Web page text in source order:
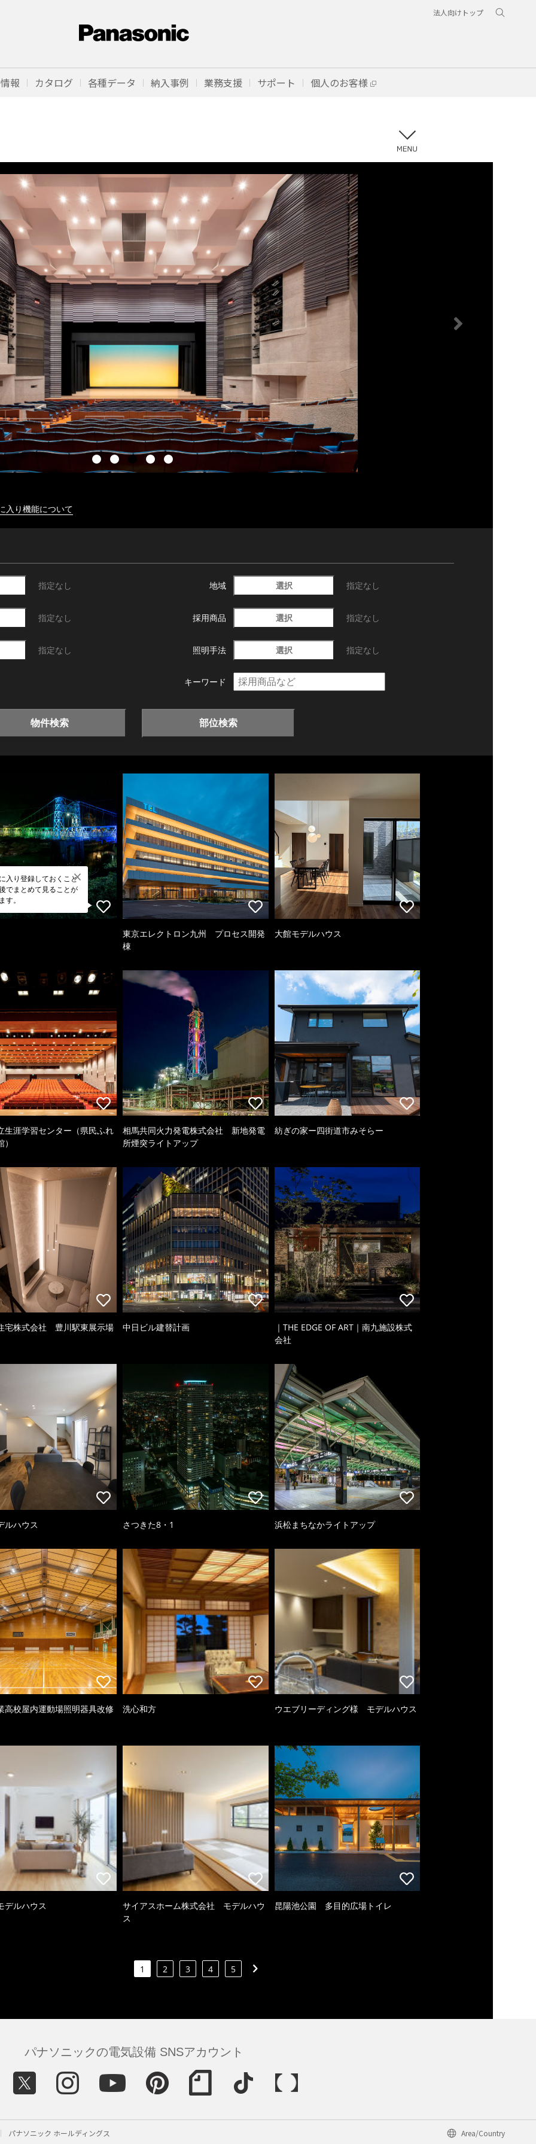
法人向けトップ
報 カタログ 各種データ 納入事例 業務支援 サポート 個人のお客様
入り機能について
指定なし 地域 選択 指定なし
指定なし 採用商品 選択 指定なし
指定なし 照明手法 選択 指定なし
キーワード
物件検索 部位検索
入り登録しておくこと
でまとめて見ることが
す。
東京エレクトロン九州 プロセス開発
棟
大館モデルハウス
生涯学習センター（県民ふれ
相馬共同火力発電株式会社 新地発電
所煙突ライトアップ
紡ぎの家ー四街道市みそらー
宅株式会社 豊川駅東展示場 中日ビル建替計画
｜THE EDGE OF ART｜南九施設株式
会社
ルハウス さつきた8・1 浜松まちなかライトアップ
高校屋内運動場照明器具改修 洗心和方 ウエブリーディング様 モデルハウス
デルハウス
サイアスホーム株式会社 モデルハウ
ス
昆陽池公園 多目的広場トイレ
1 2 3 4 5
パナソニックの電気設備 SNSアカウント
パナソニック ホールディングス Area/Country